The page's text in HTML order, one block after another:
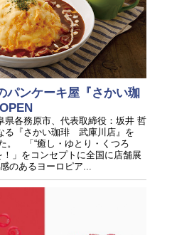
パンケーキ屋『さかい珈
県各務原市、代表取締役：坂井 哲
る『さかい珈琲 武庫川店』を
。 「“癒し・ゆとり・くつろ
」をコンセプトに全国に店舗展
のあるヨーロピア...